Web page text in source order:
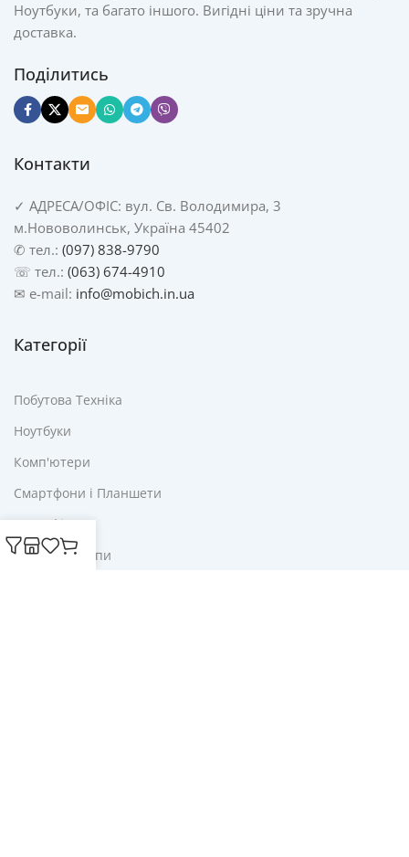
Ноутбуки, та багато іншого. Вигідні ціни та зручна
доставка.
Поділитись
Контакти
✓ АДРЕСА/ОФІС: вул. Св. Володимира, 3
м.Нововолинськ, Україна 45402
✆ тел.: (097) 838-9790
☏ тел.: (063) 674-4910
✉ e-mail: info@mobich.in.ua
Категорії
Побутова Техніка
Ноутбуки
Комп'ютери
Смартфони і Планшети
Для Офісу
Ліхтарі і Лампи